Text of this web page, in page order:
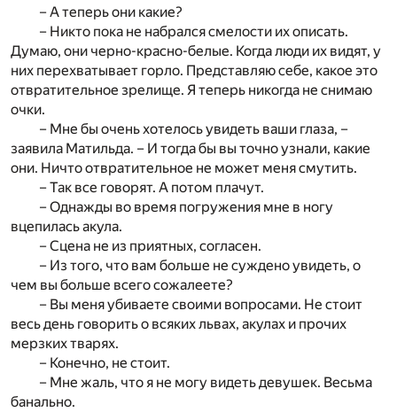
– А теперь они какие?
– Никто пока не набрался смелости их описать.
Думаю, они черно-красно-белые. Когда люди их видят, у
них перехватывает горло. Представляю себе, какое это
отвратительное зрелище. Я теперь никогда не снимаю
очки.
– Мне бы очень хотелось увидеть ваши глаза, –
заявила Матильда. – И тогда бы вы точно узнали, какие
они. Ничто отвратительное не может меня смутить.
– Так все говорят. А потом плачут.
– Однажды во время погружения мне в ногу
вцепилась акула.
– Сцена не из приятных, согласен.
– Из того, что вам больше не суждено увидеть, о
чем вы больше всего сожалеете?
– Вы меня убиваете своими вопросами. Не стоит
весь день говорить о всяких львах, акулах и прочих
мерзких тварях.
– Конечно, не стоит.
– Мне жаль, что я не могу видеть девушек. Весьма
банально.